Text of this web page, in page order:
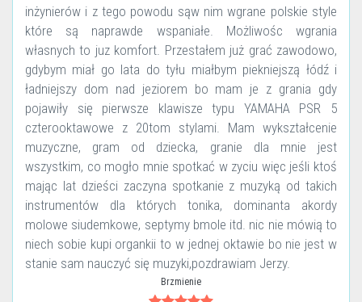
inżynierów i z tego powodu sąw nim wgrane polskie style
które są naprawde wspaniałe. Możliwośc wgrania
własnych to juz komfort. Przestałem już grać zawodowo,
gdybym miał go lata do tyłu miałbym piekniejszą łódź i
ładniejszy dom nad jeziorem bo mam je z grania gdy
pojawiły się pierwsze klawisze typu YAMAHA PSR 5
czterooktawowe z 20tom stylami. Mam wykształcenie
muzyczne, gram od dziecka, granie dla mnie jest
wszystkim, co mogło mnie spotkać w zyciu więc jeśli ktoś
mając lat dzieści zaczyna spotkanie z muzyką od takich
instrumentów dla których tonika, dominanta akordy
molowe siudemkowe, septymy bmole itd. nic nie mówią to
niech sobie kupi organkii to w jednej oktawie bo nie jest w
stanie sam nauczyć się muzyki,pozdrawiam Jerzy.
Brzmienie